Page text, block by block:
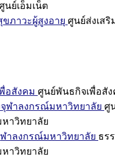
นย์เอ็มเน็ต
ขภาวะผู้สูงอายุ ศูนย์ส่งเสริ
อสังคม ศูนย์พันธกิจเพื่อสัง
ฬาลงกรณ์มหาวิทยาลัย ศู
าวิทยาลัย
าลงกรณ์มหาวิทยาลัย ธร
าวิทยาลัย